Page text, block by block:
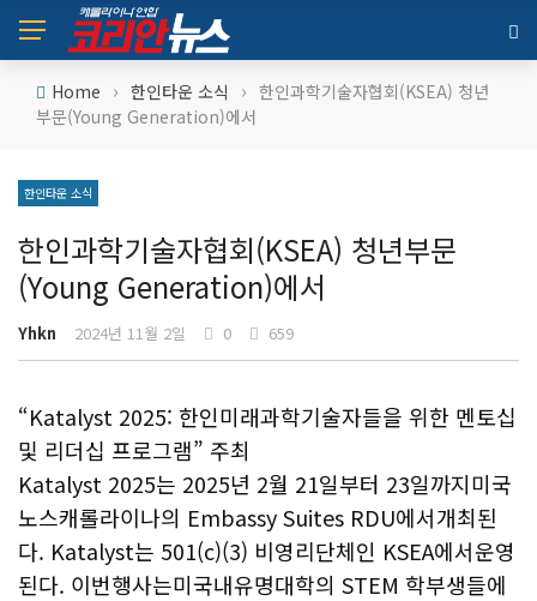
Home › 한인타운 소식 › 한인과학기술자협회(KSEA) 청년
부문(Young Generation)에서
한인타운 소식
한인과학기술자협회(KSEA) 청년부문
(Young Generation)에서
Yhkn 2024년 11월 2일 0 659
“Katalyst 2025: 한인미래과학기술자들을 위한 멘토십
및 리더십 프로그램” 주최
Katalyst 2025는 2025년 2월 21일부터 23일까지미국
노스캐롤라이나의 Embassy Suites RDU에서개최된
다. Katalyst는 501(c)(3) 비영리단체인 KSEA에서운영
된다. 이번행사는미국내유명대학의 STEM 학부생들에